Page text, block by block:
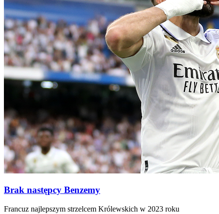
Brak następcy Benzemy
Francuz najlepszym strzelcem Królewskich w 2023 roku